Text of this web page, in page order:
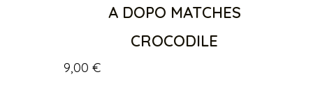
A DOPO MATCHES
CROCODILE
9,00 €